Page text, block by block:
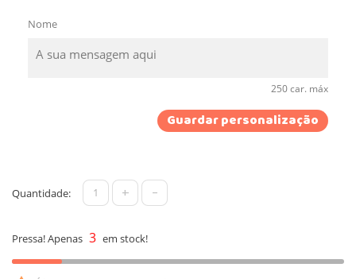
Nome
250 car. máx
Guardar personalização
Quantidade: + -
Pressa! Apenas 3 em stock!